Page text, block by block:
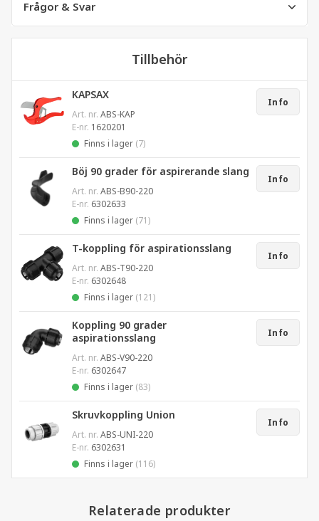
Frågor & Svar
Tillbehör
KAPSAX
Art. nr. ABS-KAP
E-nr. 1620201
Finns i lager (7)
Info
Böj 90 grader för aspirerande slang
Art. nr. ABS-B90-220
E-nr. 6302633
Finns i lager (71)
Info
T-koppling för aspirationsslang
Art. nr. ABS-T90-220
E-nr. 6302648
Finns i lager (121)
Info
Koppling 90 grader
aspirationsslang
Art. nr. ABS-V90-220
E-nr. 6302647
Finns i lager (83)
Info
Skruvkoppling Union
Art. nr. ABS-UNI-220
E-nr. 6302631
Finns i lager (116)
Info
Relaterade produkter